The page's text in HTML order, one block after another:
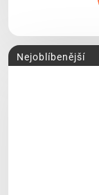
Nejoblíbenější